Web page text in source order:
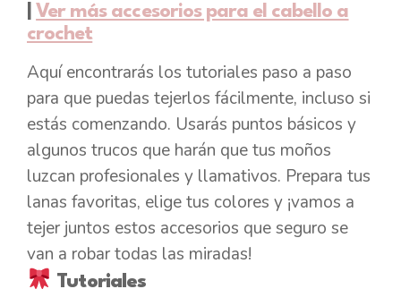
Ver más accesorios para el cabello a
crochet
Aquí encontrarás los tutoriales paso a paso
para que puedas tejerlos fácilmente, incluso si
estás comenzando. Usarás puntos básicos y
algunos trucos que harán que tus moños
luzcan profesionales y llamativos. Prepara tus
lanas favoritas, elige tus colores y ¡vamos a
tejer juntos estos accesorios que seguro se
van a robar todas las miradas!
Tutoriales